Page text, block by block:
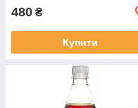
480 ₴
Купити